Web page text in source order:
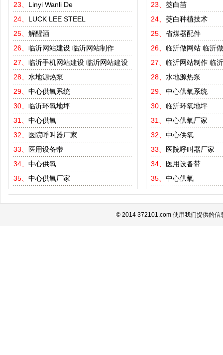
23、 Linyi Wanli De
24、 LUCK LEE STEEL
25、 解醒酒
26、 临沂网站建设 临沂网站制作
27、 临沂手机网站建设 临沂网站建设
28、 水地源热泵
29、 中心供氧系统
30、 临沂环氧地坪
31、 中心供氧
32、
医院呼叫器厂家
33、
医用设备带
34、 中心供氧
35、 中心供氧厂家
23、 茭白苗
24、 茭白种植技术
25、 省煤器配件
26、 临沂做网站 临沂
27、 临沂网站制作 临
28、 水地源热泵
29、 中心供氧系统
30、 临沂环氧地坪
31、 中心供氧厂家
32、 中心供氧
33、
医院呼叫器厂家
34、
医用设备带
35、 中心供氧
© 2014 372101.com 使用我们提供的信